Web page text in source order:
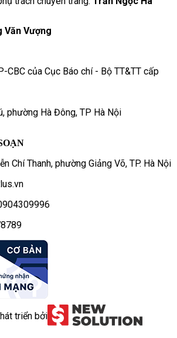
Văn Vượng
CBC của Cục Báo chí - Bộ TT&TT cấp
phường Hà Đông, TP Hà Nội
Chí Thanh, phường Giảng Võ, TP. Hà Nội
triển bởi